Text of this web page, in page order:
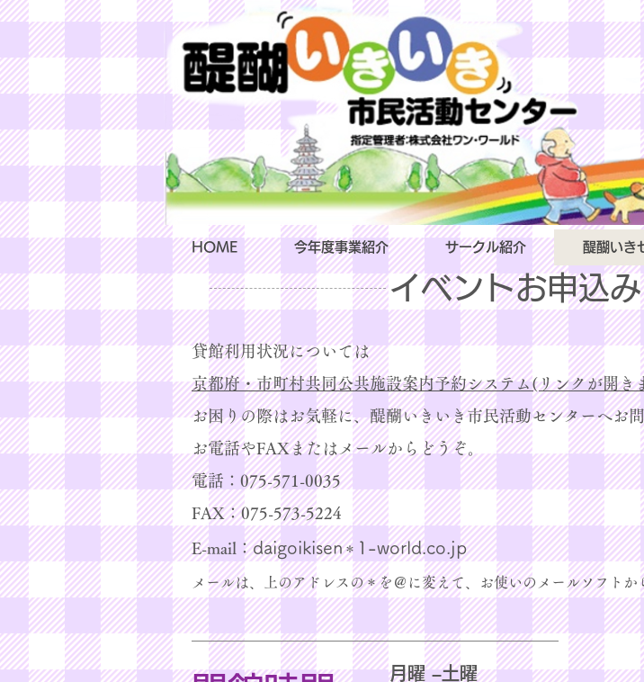
イベントお申込
貸館利用状況については
京都府・市町村共同公共施設案内予約システム​(リンクが開
お困りの際はお気軽に、醍醐いきいき市民活動センターへお
お電話やFAXまたはメールからどうぞ。
電話：075-571-0035
​FAX：075-573-5224
E-mail：daigoikisen＊ 1-world.co.jp
メールは、上のアドレスの＊を＠に変えて、 お使いの メールソフトか
月曜 –土曜
HOME 今年度事業紹介 サークル紹介 醍醐いき